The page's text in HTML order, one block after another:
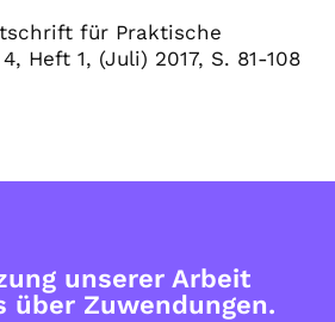
für Praktische
Heft 1, (Juli) 2017, S. 81-108
unserer Arbeit
über Zuwendungen.